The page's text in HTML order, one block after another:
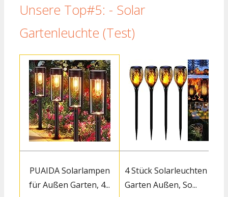
Unsere Top#5: - Solar
Gartenleuchte (Test)
PUAIDA Solarlampen
für Außen Garten, 4...
4 Stück Solarleuchten
Garten Außen, So...